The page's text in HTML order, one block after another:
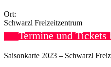
Ort:
Schwarzl Freizeitzentrum
Termine und Tickets
Saisonkarte 2023 – Schwarzl